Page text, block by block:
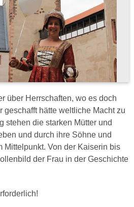
über Herrschaften, wo es doch
geschafft hätte weltliche Macht zu
stehen die starken Mütter und
und durch ihre Söhne und
Mittelpunkt. Von der Kaiserin bis
der Frau in der Geschichte